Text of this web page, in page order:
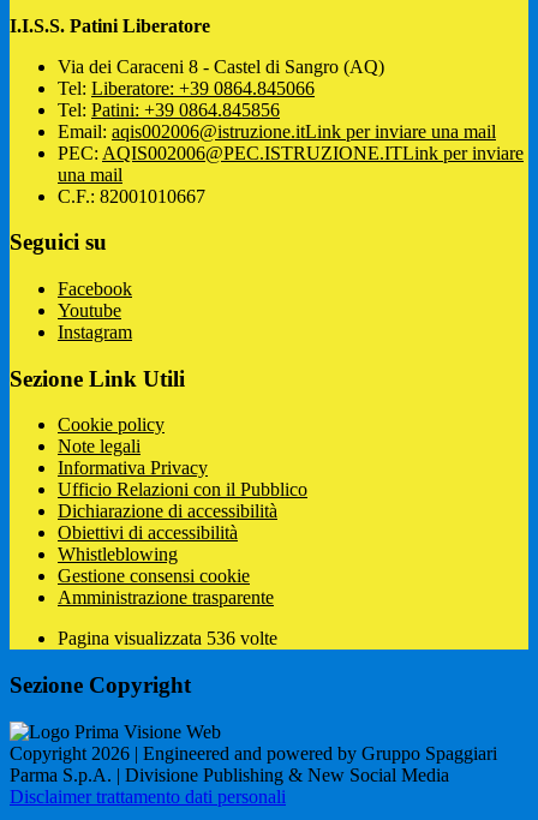
I.I.S.S. Patini Liberatore
Via dei Caraceni 8 - Castel di Sangro (AQ)
Tel: Liberatore: +39 0864.845066
Tel: Patini: +39 0864.845856
Email: aqis002006@istruzione.itLink per inviare una mail
PEC: AQIS002006@PEC.ISTRUZIONE.ITLink per inviare
una mail
C.F.: 82001010667
Seguici su
Facebook
Youtube
Instagram
Sezione Link Utili
Cookie policy
Note legali
Informativa Privacy
Ufficio Relazioni con il Pubblico
Dichiarazione di accessibilità
Obiettivi di accessibilità
Whistleblowing
Gestione consensi cookie
Amministrazione trasparente
Pagina visualizzata 536 volte
Sezione Copyright
Copyright 2026 | Engineered and powered by Gruppo Spaggiari
Parma S.p.A. | Divisione Publishing & New Social Media
Disclaimer trattamento dati personali